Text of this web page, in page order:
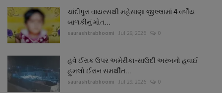
ચાંદીપુરા વાયરસથી મહેસાણા જીલ્લામાં 4 વર્ષીય
બાળકીનું મોત...
saurashtrabhoomi Jul 29, 2026 0
હવે ઈરાક ઉપર અમેરીકા-સાઉદી અરબનો હવાઈ
હુમલો ઈરાન સમર્થીત...
saurashtrabhoomi Jul 29, 2026 0